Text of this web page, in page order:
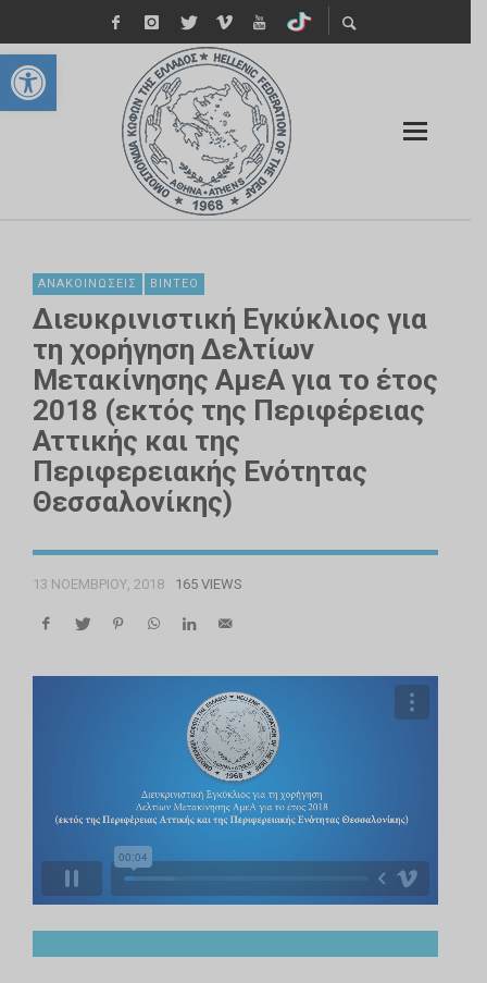
Ανοίξτε τη γραμμή εργαλείων
ΑΝΑΚΟΙΝΏΣΕΙΣ ΒΊΝΤΕΟ
Διευκρινιστική Εγκύκλιος για
τη χορήγηση Δελτίων
Μετακίνησης ΑμεΑ για το έτος
2018 (εκτός της Περιφέρειας
Αττικής και της
Περιφερειακής Ενότητας
Θεσσαλονίκης)
13 ΝΟΕΜΒΡΊΟΥ, 2018 165 VIEWS